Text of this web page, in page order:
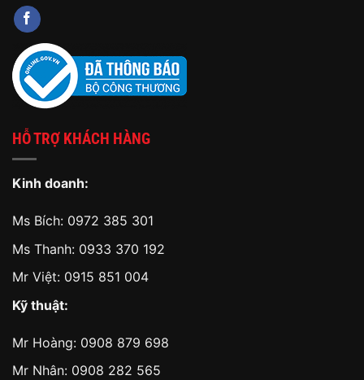
HỖ TRỢ KHÁCH HÀNG
Kinh doanh:
Ms Bích: 0972 385 301
Ms Thanh: 0933 370 192
Mr Việt: 0915 851 004
Kỹ thuật:
Mr Hoàng: 0908 879 698
Mr Nhân: 0908 282 565